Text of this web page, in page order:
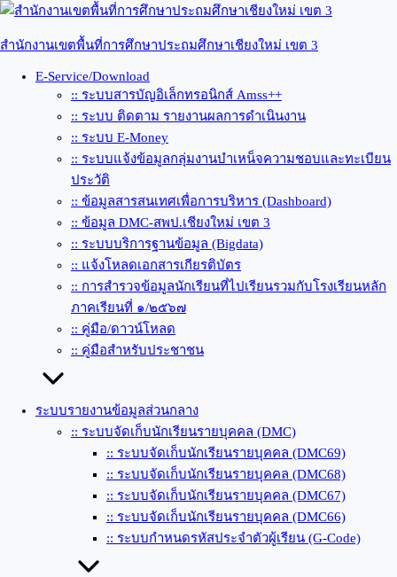
Skip
content
สำนักงานเขตพื้นที่การศึกษาประถมศึกษาเชียงใหม่ เขต 3
E-Service/Download
:: ระบบสารบัญอิเล็กทรอนิกส์ Amss++
:: ระบบ ติดตาม รายงานผลการดำเนินงาน
:: ระบบ E-Money
:: ระบบแจ้งข้อมูลกลุ่มงานบำเหน็จความชอบและทะเบียน
ประวัติ
:: ข้อมูลสารสนเทศเพื่อการบริหาร (Dashboard)
:: ข้อมูล DMC-สพป.เชียงใหม่ เขต 3
:: ระบบบริการฐานข้อมูล (Bigdata)
:: แจ้งโหลดเอกสารเกียรติบัตร
:: การสำรวจข้อมูลนักเรียนที่ไปเรียนรวมกับโรงเรียนหลัก
ภาคเรียนที่ ๑/๒๕๖๗
:: คู่มือ/ดาวน์โหลด
:: คู่มือสำหรับประชาชน
ระบบรายงานข้อมูลส่วนกลาง
:: ระบบจัดเก็บนักเรียนรายบุคคล (DMC)
:: ระบบจัดเก็บนักเรียนรายบุคคล (DMC69)
:: ระบบจัดเก็บนักเรียนรายบุคคล (DMC68)
:: ระบบจัดเก็บนักเรียนรายบุคคล (DMC67)
:: ระบบจัดเก็บนักเรียนรายบุคคล (DMC66)
:: ระบบกำหนดรหัสประจำตัวผู้เรียน (G-Code)